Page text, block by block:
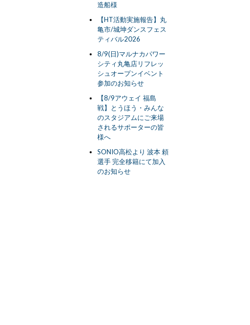
造船様
【HT活動実施報告】丸
亀市/城坤ダンスフェス
ティバル2026
8/9(日)マルナカパワー
シティ丸亀店リフレッ
シュオープンイベント
参加のお知らせ
【8/9アウェイ 福島
戦】とうほう・みんな
のスタジアムにご来場
されるサポーターの皆
様へ
SONIO高松より 波本 頼
選手 完全移籍にて加入
のお知らせ